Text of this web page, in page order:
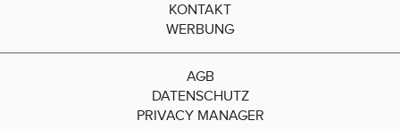
KONTAKT
WERBUNG
AGB
DATENSCHUTZ
PRIVACY MANAGER